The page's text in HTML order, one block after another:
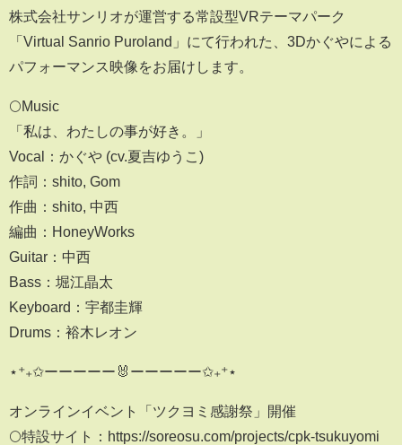
株式会社サンリオが運営する常設型VRテーマパーク
「Virtual Sanrio Puroland」にて行われた、3Dかぐやによる
パフォーマンス映像をお届けします。
🌕Music
「私は、わたしの事が好き。」
Vocal：かぐや (cv.夏吉ゆうこ)
作詞：shito, Gom
作曲：shito, 中西
編曲：HoneyWorks
Guitar：中西
Bass：堀江晶太
Keyboard：宇都圭輝
Drums：裕木レオン
⋆⁺₊✩ーーーーー🐰ーーーーー✩₊⁺⋆
オンラインイベント「ツクヨミ感謝祭」開催
🌕特設サイト：https://soreosu.com/projects/cpk-tsukuyomi